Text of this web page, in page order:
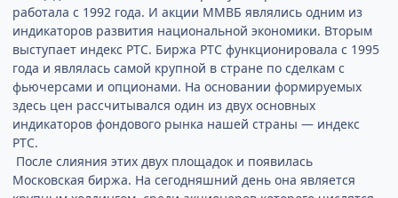
работала с 1992 года. И акции ММВБ являлись одним из
индикаторов развития национальной экономики. Вторым
выступает индекс РТС. Биржа РТС функционировала с 1995
года и являлась самой крупной в стране по сделкам с
фьючерсами и опционами. На основании формируемых
здесь цен рассчитывался один из двух основных
индикаторов фондового рынка нашей страны — индекс
РТС.
После слияния этих двух площадок и появилась
Московская биржа. На сегодняшний день она является